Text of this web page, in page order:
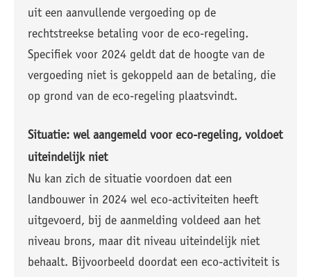
uit een aanvullende vergoeding op de
rechtstreekse betaling voor de eco-regeling.
Specifiek voor 2024 geldt dat de hoogte van de
vergoeding niet is gekoppeld aan de betaling, die
op grond van de eco-regeling plaatsvindt.
Situatie: wel aangemeld voor eco-regeling, voldoet
uiteindelijk niet
Nu kan zich de situatie voordoen dat een
landbouwer in 2024 wel eco-activiteiten heeft
uitgevoerd, bij de aanmelding voldeed aan het
niveau brons, maar dit niveau uiteindelijk niet
behaalt. Bijvoorbeeld doordat een eco-activiteit is